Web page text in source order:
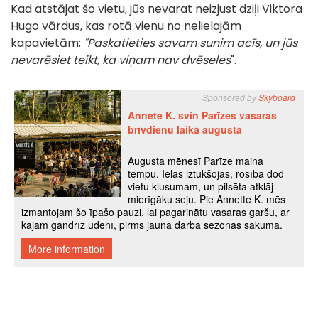
Kad atstājat šo vietu, jūs nevarat neizjust dziļi Viktora
Hugo vārdus, kas rotā vienu no nelielajām
kapavietām: "Paskatieties savam sunim acīs, un jūs
nevarēsiet teikt, ka viņam nav dvēseles".